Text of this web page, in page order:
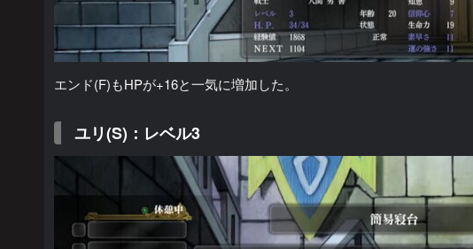
エンド(F)もHPが+16と一気に増加した。
ユリ(S)：レベル3